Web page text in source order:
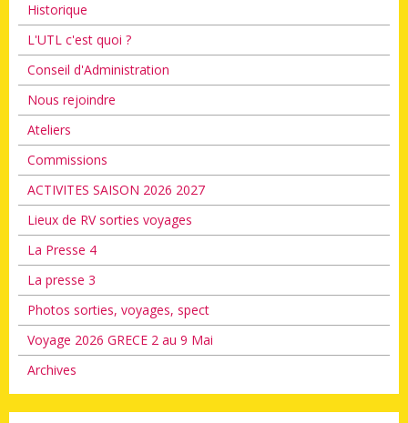
Historique
L'UTL c'est quoi ?
Conseil d'Administration
Nous rejoindre
Ateliers
Commissions
ACTIVITES SAISON 2026 2027
Lieux de RV sorties voyages
La Presse 4
La presse 3
Photos sorties, voyages, spect
Voyage 2026 GRECE 2 au 9 Mai
Archives